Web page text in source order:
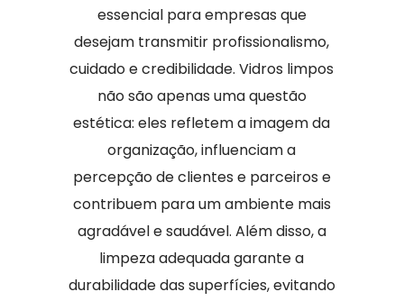
essencial para empresas que
desejam transmitir profissionalismo,
cuidado e credibilidade. Vidros limpos
não são apenas uma questão
estética: eles refletem a imagem da
organização, influenciam a
percepção de clientes e parceiros e
contribuem para um ambiente mais
agradável e saudável. Além disso, a
limpeza adequada garante a
durabilidade das superfícies, evitando